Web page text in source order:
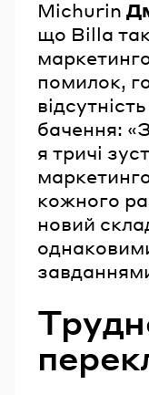
Michurin
що Billa
помилок,
бачення:
я тричі
кожного
новий